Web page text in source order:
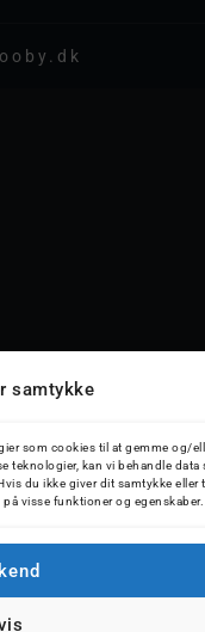
samtykke
som cookies til at gemme og/
teknologier, kan vi behandle data
du ikke giver dit samtykke eller
visse funktioner og egenskaber.